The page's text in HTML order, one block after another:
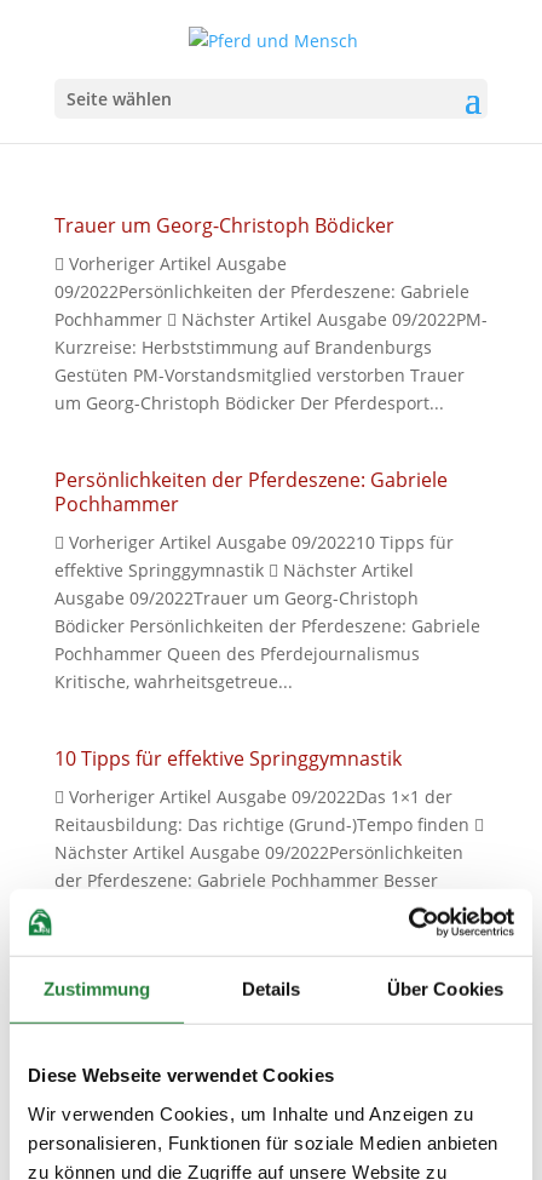
Zustimmung Details Über Cookies
Diese Webseite verwendet Cookies
Wir verwenden Cookies, um Inhalte und Anzeigen zu
personalisieren, Funktionen für soziale Medien anbieten
zu können und die Zugriffe auf unsere Website zu
Seite wählen
Trauer um Georg-Christoph Bödicker
 Vorheriger Artikel Ausgabe
09/2022Persönlichkeiten der Pferdeszene: Gabriele
Pochhammer  Nächster Artikel Ausgabe 09/2022PM-
Kurzreise: Herbststimmung auf Brandenburgs
Gestüten PM-Vorstandsmitglied verstorben Trauer
um Georg-Christoph Bödicker Der Pferdesport...
Persönlichkeiten der Pferdeszene: Gabriele
Pochhammer
 Vorheriger Artikel Ausgabe 09/202210 Tipps für
effektive Springgymnastik  Nächster Artikel
Ausgabe 09/2022Trauer um Georg-Christoph
Bödicker Persönlichkeiten der Pferdeszene: Gabriele
Pochhammer Queen des Pferdejournalismus
Kritische, wahrheitsgetreue...
10 Tipps für effektive Springgymnastik
 Vorheriger Artikel Ausgabe 09/2022Das 1×1 der
Reitausbildung: Das richtige (Grund-)Tempo finden 
Nächster Artikel Ausgabe 09/2022Persönlichkeiten
der Pferdeszene: Gabriele Pochhammer Besser
Reiten 10 Tipps für effektive Springgymnastik Foto:
 Vorheriger Artikel Ausgabe 9/2022UNESCO
Immaterielles Kulturerbe: Ein Titel für Trakehner 
Nächster Artikel Ausgabe 9/202210 Tipps für
effektive Springgymnastik Das 1×1 der